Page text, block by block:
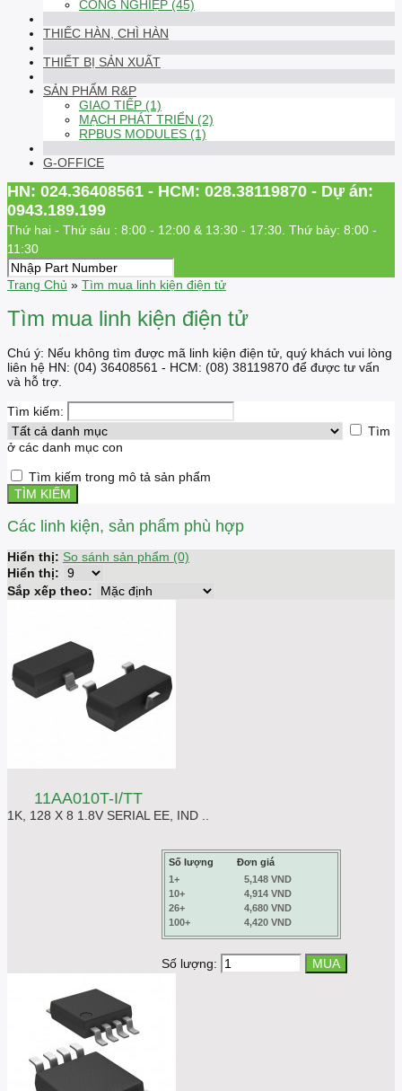
CÔNG NGHIỆP (45)
THIẾC HÀN, CHÌ HÀN
THIẾT BỊ SẢN XUẤT
SẢN PHẨM R&P
GIAO TIẾP (1)
MẠCH PHÁT TRIỂN (2)
RPBUS MODULES (1)
G-OFFICE
HN: 024.36408561 - HCM: 028.38119870 - Dự án:
0943.189.199
Thứ hai - Thứ sáu : 8:00 - 12:00 & 13:30 - 17:30. Thứ bảy: 8:00 -
11:30
Trang Chủ » Tìm mua linh kiện điện tử
Tìm mua linh kiện điện tử
Chú ý: Nếu không tìm được mã linh kiện điện tử, quý khách vui lòng
liên hệ HN: (04) 36408561 - HCM: (08) 38119870 để được tư vấn
và hỗ trợ.
Tìm kiếm:
Tìm
ở các danh mục con
Tìm kiếm trong mô tả sản phẩm
Các linh kiện, sản phẩm phù hợp
Hiển thị: So sánh sản phẩm (0)
Hiển thị:
Sắp xếp theo:
11AA010T-I/TT
1K, 128 X 8 1.8V SERIAL EE, IND ..
Số lượng
Đơn giá
1+
5,148 VND
10+
4,914 VND
26+
4,680 VND
100+
4,420 VND
Số lượng: